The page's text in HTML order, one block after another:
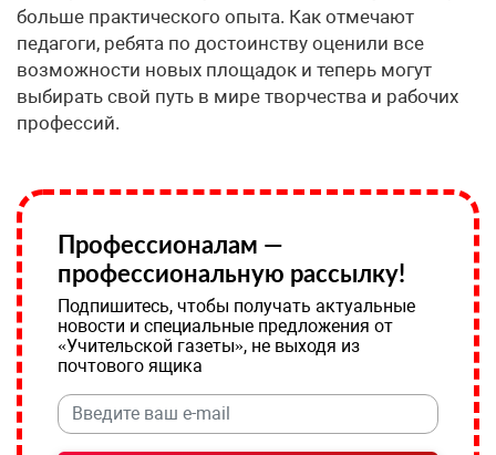
больше практического опыта. Как отмечают
педагоги, ребята по достоинству оценили все
возможности новых площадок и теперь могут
выбирать свой путь в мире творчества и рабочих
профессий.
Профессионалам —
профессиональную рассылку!
Подпишитесь, чтобы получать актуальные
новости и специальные предложения от
«Учительской газеты», не выходя из
почтового ящика